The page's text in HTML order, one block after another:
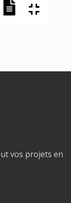
vos projets en